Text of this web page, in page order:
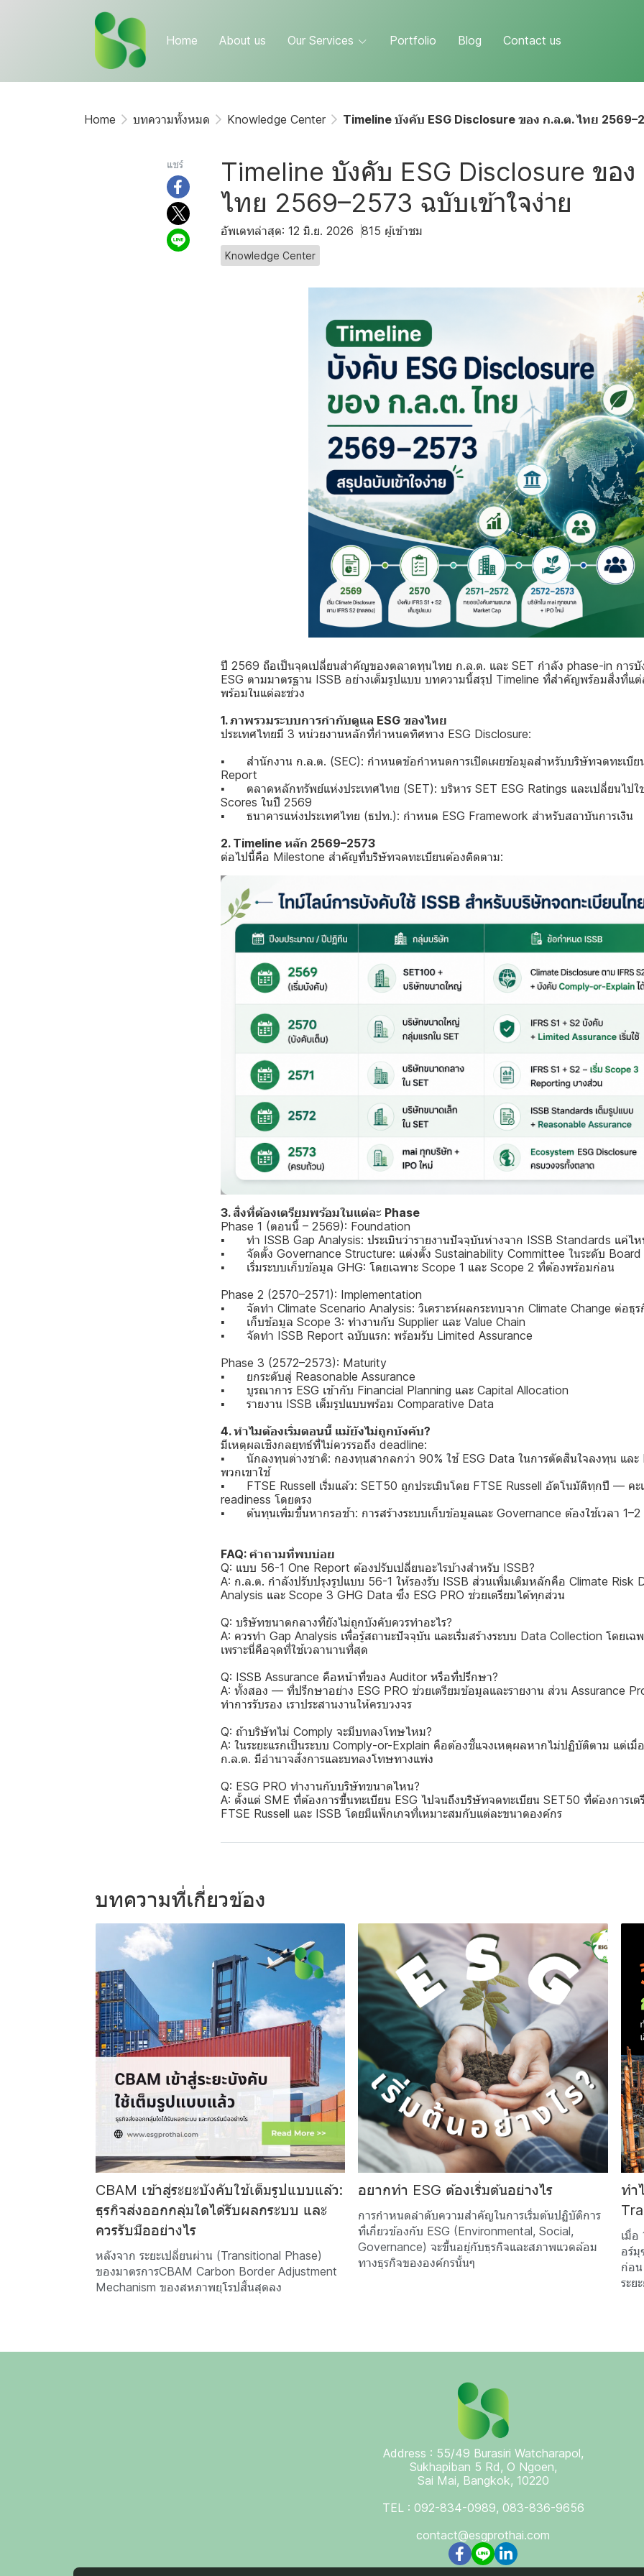
Home About us Our Services Portfolio Blog Contact us
Home บทความทั้งหมด Knowledge Center Timeline บังคับ ESG Disclosure ของ ก.ล.ต. ไทย
แชร์
Timeline บังคับ ESG Disclosure ขอ
ไทย 2569–2573 ฉบับเข้าใจง่าย
อัพเดทล่าสุด: 12 มิ.ย. 2026 815 ผู้เข้าชม
Knowledge Center
ปี 2569 ถือเป็นจุดเปลี่ยนสำคัญของตลาดทุนไทย ก.ล.ต. และ SET กำลัง phase-in การบั
ESG ตามมาตรฐาน ISSB อย่างเต็มรูปแบบ บทความนี้สรุป Timeline ที่สำคัญพร้อมสิ่งที่แต่
พร้อมในแต่ละช่วง
1. ภาพรวมระบบการกำกับดูแล ESG ของไทย
ประเทศไทยมี 3 หน่วยงานหลักที่กำหนดทิศทาง ESG Disclosure:
▪ สำนักงาน ก.ล.ต. (SEC): กำหนดข้อกำหนดการเปิดเผยข้อมูลสำหรับบริษัทจดทะเบีย
Report
▪ ตลาดหลักทรัพย์แห่งประเทศไทย (SET): บริหาร SET ESG Ratings และเปลี่ยนไปใ
Scores ในปี 2569
▪ ธนาคารแห่งประเทศไทย (ธปท.): กำหนด ESG Framework สำหรับสถาบันการเงิน
2. Timeline หลัก 2569–2573
ต่อไปนี้คือ Milestone สำคัญที่บริษัทจดทะเบียนต้องติดตาม:
3. สิ่งที่ต้องเตรียมพร้อมในแต่ละ Phase
Phase 1 (ตอนนี้ – 2569): Foundation
▪ ทำ ISSB Gap Analysis: ประเมินว่ารายงานปัจจุบันห่างจาก ISSB Standards แค่ไ
▪ จัดตั้ง Governance Structure: แต่งตั้ง Sustainability Committee ในระดับ Board
▪ เริ่มระบบเก็บข้อมูล GHG: โดยเฉพาะ Scope 1 และ Scope 2 ที่ต้องพร้อมก่อน
Phase 2 (2570–2571): Implementation
▪ จัดทำ Climate Scenario Analysis: วิเคราะห์ผลกระทบจาก Climate Change ต่อธุร
▪ เก็บข้อมูล Scope 3: ทำงานกับ Supplier และ Value Chain
▪ จัดทำ ISSB Report ฉบับแรก: พร้อมรับ Limited Assurance
Phase 3 (2572–2573): Maturity
▪ ยกระดับสู่ Reasonable Assurance
▪ บูรณาการ ESG เข้ากับ Financial Planning และ Capital Allocation
▪ รายงาน ISSB เต็มรูปแบบพร้อม Comparative Data
4. ทำไมต้องเริ่มตอนนี้ แม้ยังไม่ถูกบังคับ?
มีเหตุผลเชิงกลยุทธ์ที่ไม่ควรรอถึง deadline:
▪ นักลงทุนต่างชาติ: กองทุนสากลกว่า 90% ใช้ ESG Data ในการตัดสินใจลงทุน และ
พวกเขาใช้
▪ FTSE Russell เริ่มแล้ว: SET50 ถูกประเมินโดย FTSE Russell อัตโนมัติทุกปี — ค
readiness โดยตรง
▪ ต้นทุนเพิ่มขึ้นหากรอช้า: การสร้างระบบเก็บข้อมูลและ Governance ต้องใช้เวลา 1–2
FAQ: คำถามที่พบบ่อย
Q: แบบ 56-1 One Report ต้องปรับเปลี่ยนอะไรบ้างสำหรับ ISSB?
A: ก.ล.ต. กำลังปรับปรุงรูปแบบ 56-1 ให้รองรับ ISSB ส่วนเพิ่มเติมหลักคือ Climate Risk
Analysis และ Scope 3 GHG Data ซึ่ง ESG PRO ช่วยเตรียมได้ทุกส่วน
Q: บริษัทขนาดกลางที่ยังไม่ถูกบังคับควรทำอะไร?
A: ควรทำ Gap Analysis เพื่อรู้สถานะปัจจุบัน และเริ่มสร้างระบบ Data Collection โดยเ
เพราะนี่คือจุดที่ใช้เวลานานที่สุด
Q: ISSB Assurance คือหน้าที่ของ Auditor หรือที่ปรึกษา?
A: ทั้งสอง — ที่ปรึกษาอย่าง ESG PRO ช่วยเตรียมข้อมูลและรายงาน ส่วน Assurance
ทำการรับรอง เราประสานงานให้ครบวงจร
Q: ถ้าบริษัทไม่ Comply จะมีบทลงโทษไหม?
A: ในระยะแรกเป็นระบบ Comply-or-Explain คือต้องชี้แจงเหตุผลหากไม่ปฏิบัติตาม แต่เมื่
ก.ล.ต. มีอำนาจสั่งการและบทลงโทษทางแพ่ง
Q: ESG PRO ทำงานกับบริษัทขนาดไหน?
A: ตั้งแต่ SME ที่ต้องการขึ้นทะเบียน ESG ไปจนถึงบริษัทจดทะเบียน SET50 ที่ต้องการเ
FTSE Russell และ ISSB โดยมีแพ็กเกจที่เหมาะสมกับแต่ละขนาดองค์กร
บทความที่เกี่ยวข้อง
CBAM เข้าสู่ระยะบังคับใช้เต็มรูปแบบแล้ว:
ธุรกิจส่งออกกลุ่มใดได้รับผลกระบบ และ
ควรรับมืออย่างไร
หลังจาก ระยะเปลี่ยนผ่าน (Transitional Phase)
ของมาตรการCBAM Carbon Border Adjustment
Mechanism ของสหภาพยุโรปสิ้นสุดลง
อยากทำ ESG ต้องเริ่มต้นอย่างไร
การกำหนดลำดับความสำคัญในการเริ่มต้นปฏิบัติการ
ที่เกี่ยวข้องกับ ESG (Environmental, Social,
Governance) จะขึ้นอยู่กับธุรกิจและสภาพแวดล้อม
ทางธุรกิจขององค์กรนั้นๆ
ทำ
เมื่อ
อร์มุ
ก่อน
ระย
Address : 55/49 Burasiri Watcharapol,
Sukhapiban 5 Rd, O Ngoen,
Sai Mai, Bangkok, 10220
TEL : 092-834-0989, 083-836-9656
contact@esgprothai.com